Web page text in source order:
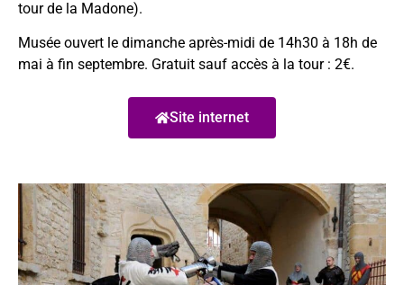
tour de la Madone).
Musée ouvert le dimanche après-midi de 14h30 à 18h de
mai à fin septembre. Gratuit sauf accès à la tour : 2€.
Site internet